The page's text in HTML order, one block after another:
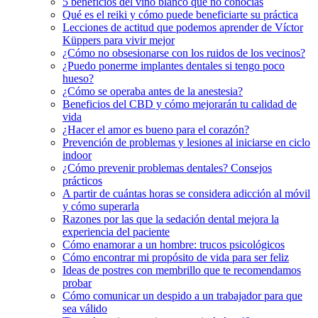
Qué es el reiki y cómo puede beneficiarte su práctica
Lecciones de actitud que podemos aprender de Víctor
Küppers para vivir mejor
¿Cómo no obsesionarse con los ruidos de los vecinos?
¿Puedo ponerme implantes dentales si tengo poco
hueso?
¿Cómo se operaba antes de la anestesia?
Beneficios del CBD y cómo mejorarán tu calidad de
vida
¿Hacer el amor es bueno para el corazón?
Prevención de problemas y lesiones al iniciarse en ciclo
indoor
¿Cómo prevenir problemas dentales? Consejos
prácticos
A partir de cuántas horas se considera adicción al móvil
y cómo superarla
Razones por las que la sedación dental mejora la
experiencia del paciente
Cómo enamorar a un hombre: trucos psicológicos
Cómo encontrar mi propósito de vida para ser feliz
Ideas de postres con membrillo que te recomendamos
probar
Cómo comunicar un despido a un trabajador para que
sea válido